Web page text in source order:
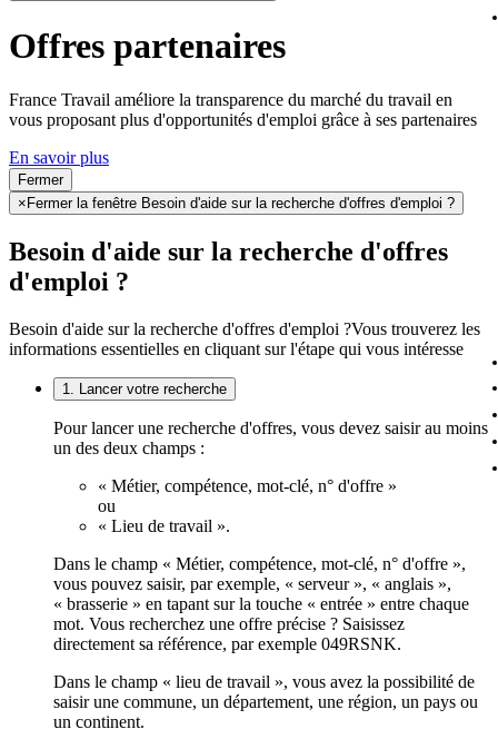
Offres partenaires
France Travail améliore la transparence du marché du travail en
vous proposant plus d'opportunités d'emploi grâce à ses partenaires
En savoir plus
Fermer
× Fermer la fenêtre Besoin d'aide sur la recherche d'offres d'emploi ?
Besoin d'aide sur la recherche d'offres
d'emploi ?
Besoin d'aide sur la recherche d'offres d'emploi ?Vous trouverez les
informations essentielles en cliquant sur l'étape qui vous intéresse
1. Lancer votre recherche
Pour lancer une recherche d'offres, vous devez saisir au moins
un des deux champs :
« Métier, compétence, mot-clé, n° d'offre »
ou
« Lieu de travail ».
Dans le champ « Métier, compétence, mot-clé, n° d'offre »,
vous pouvez saisir, par exemple, « serveur », « anglais »,
« brasserie » en tapant sur la touche « entrée » entre chaque
mot. Vous recherchez une offre précise ? Saisissez
directement sa référence, par exemple 049RSNK.
Dans le champ « lieu de travail », vous avez la possibilité de
saisir une commune, un département, une région, un pays ou
un continent.